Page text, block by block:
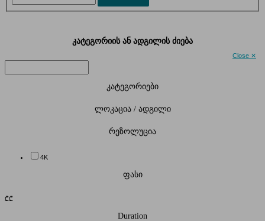
Close ✕
კატეგორიის ან ადგილის ძიება
კატეგორიები
ლოკაცია / ადგილი
რეზოლუცია
4K
ფასი
₾₾
Duration